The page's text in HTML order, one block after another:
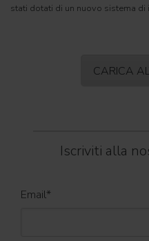
stati dotati di un nuovo sistema di
CARICA
Iscriviti alla
Email*